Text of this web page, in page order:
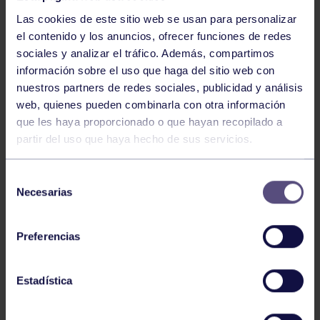
Las cookies de este sitio web se usan para personalizar
el contenido y los anuncios, ofrecer funciones de redes
sociales y analizar el tráfico. Además, compartimos
información sobre el uso que haga del sitio web con
nuestros partners de redes sociales, publicidad y análisis
web, quienes pueden combinarla con otra información
que les haya proporcionado o que hayan recopilado a
partir del uso que haya hecho de sus servicios.
Necesarias
Preferencias
Estadística
Voleibol
CAMPEONAS DE ASTURIAS
Voleibol